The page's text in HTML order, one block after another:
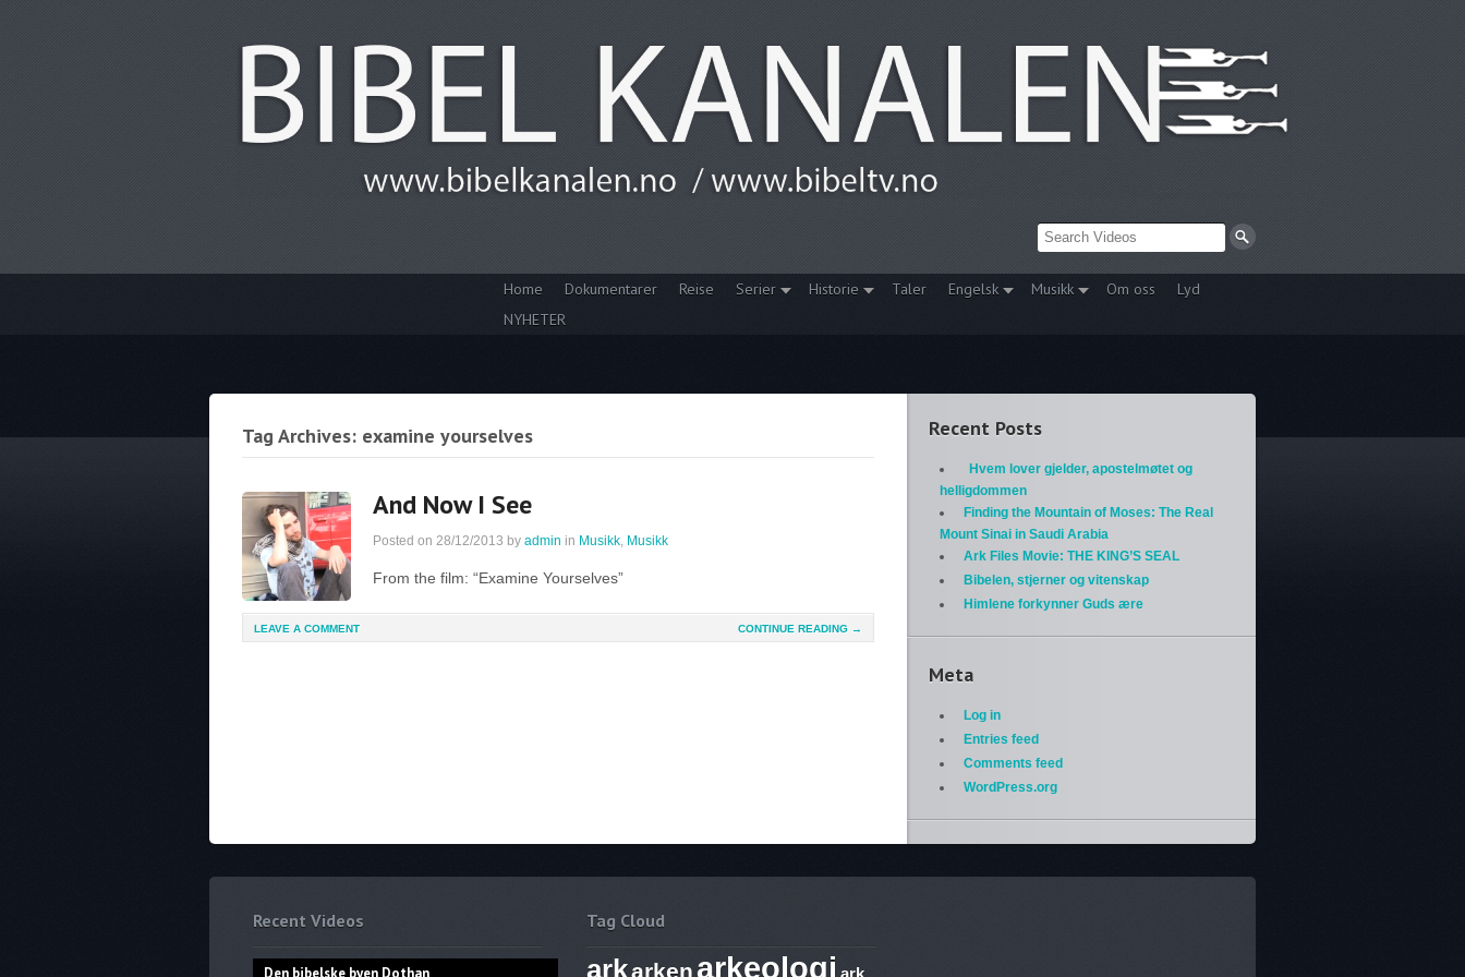
Home Dokumentarer Reise Serier Historie Taler Engelsk Musikk Om oss
Lyd
NYHETER
Tag Archives: examine yourselves
And Now I See
Posted on 28/12/2013 by admin in Musikk, Musikk
From the film: “Examine Yourselves”
LEAVE A COMMENT CONTINUE READING →
Recent Posts
Hvem lover gjelder, apostelmøtet og
helligdommen
Finding the Mountain of Moses: The Real
Mount Sinai in Saudi Arabia
Ark Files Movie: THE KING’S SEAL
Bibelen, stjerner og vitenskap
Himlene forkynner Guds ære
Meta
Log in
Entries feed
Comments feed
WordPress.org
Recent Videos Tag Cloud
arkarken arkeologi